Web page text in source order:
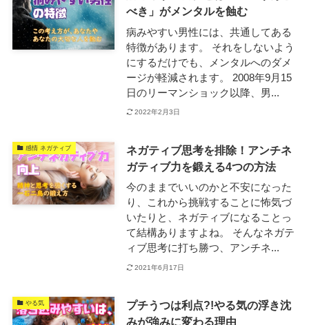
べき」がメンタルを蝕む
病みやすい男性には、共通してある
特徴があります。 それをしないよう
にするだけでも、メンタルへのダメ
ージが軽減されます。 2008年9月15
日のリーマンショック以降、男...
2022年2月3日
感情 ネガティブ
ネガティブ思考を排除！アンチネ
ガティブ力を鍛える4つの方法
今のままでいいのかと不安になった
り、これから挑戦することに怖気づ
いたりと、ネガティブになることっ
て結構ありますよね。 そんなネガテ
ィブ思考に打ち勝つ、アンチネ...
2021年6月17日
やる気
プチうつは利点?!やる気の浮き沈
みが強みに変わる理由